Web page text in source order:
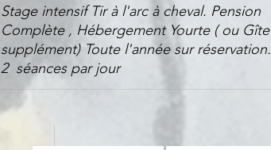
Stage intensif Tir à l'arc à cheval. Pension
Complète , Hébergement Yourte ( ou Gîte
supplément) Toute l'année sur réservation.
2 séances par jour